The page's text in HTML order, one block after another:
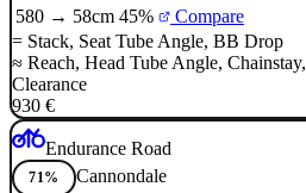
580 → 58cm 45%
Compare
= Stack, Seat Tube Angle, BB Drop
≈ Reach, Head Tube Angle, Chainstay,
Clearance
930 €
Endurance Road
71%
Cannondale